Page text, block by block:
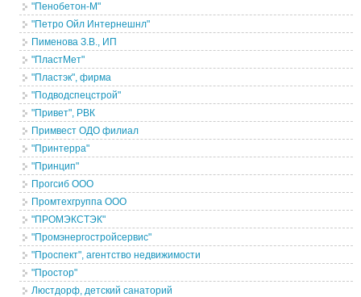
"Пенобетон-М"
"Петро Ойл Интернешнл"
Пименова З.В., ИП
"ПластМет"
"Пластэк", фирма
"Подводспецстрой"
"Привет", РВК
Примвест ОДО филиал
"Принтерра"
"Принцип"
Прогсиб ООО
Промтехгруппа ООО
"ПРОМЭКСТЭК"
"Промэнергостройсервис"
"Проспект", агентство недвижимости
"Простор"
Люстдорф, детский санаторий